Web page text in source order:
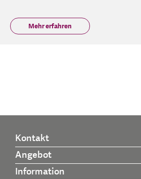
Mehr erfahren
Kontakt
Angebot
Information